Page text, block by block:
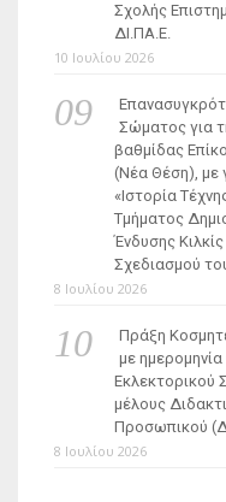
Σχολής
ΔΙ.ΠΑ.Ε.
10 Ιουλίου 2026
Σώματος για
βαθμίδας
(Νέα Θέση), με
«Ιστορία
Τμήματος
Ένδυσης
Σχεδιασμού
8 Ιουλίου 2026
Πράξη
με
Εκλεκτορικού
μέλους
Προσωπικού
8 Ιουλίου 2026